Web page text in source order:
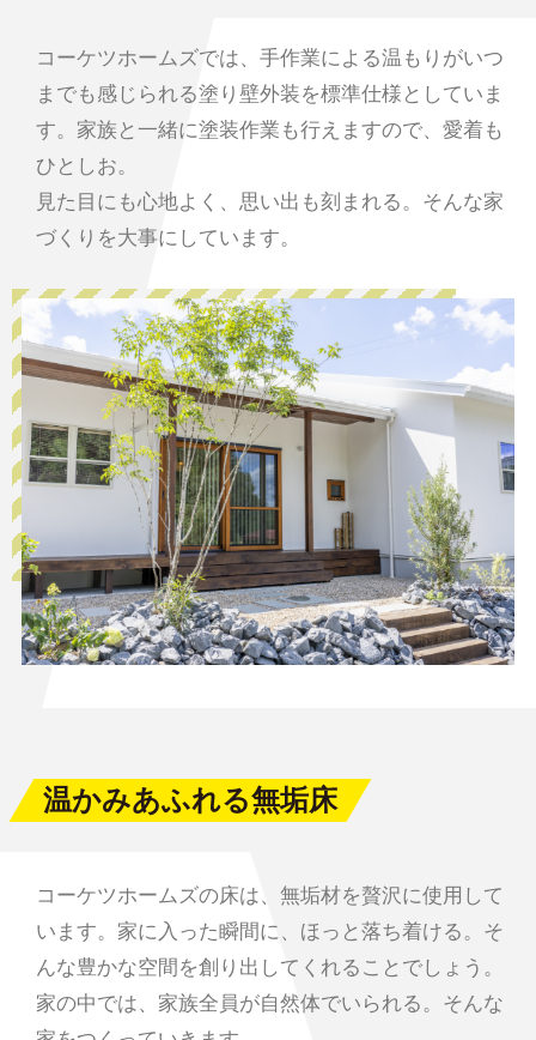
コーケツホームズでは、手作業による温もりがいつ
までも感じられる塗り壁外装を標準仕様としていま
す。家族と一緒に塗装作業も行えますので、愛着も
ひとしお。
見た目にも心地よく、思い出も刻まれる。そんな家
づくりを大事にしています。
温かみあふれる無垢床
コーケツホームズの床は、無垢材を贅沢に使用して
います。家に入った瞬間に、ほっと落ち着ける。そ
んな豊かな空間を創り出してくれることでしょう。
家の中では、家族全員が自然体でいられる。そんな